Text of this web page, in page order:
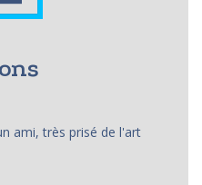
ami, très prisé de l'art